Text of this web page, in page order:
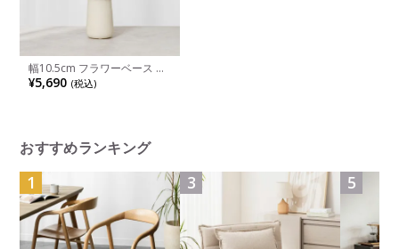
幅10.5cm フラワーベース 大
理石 花瓶 マーブルデコレー
ションベース 一輪挿し ハン
¥5,690 (税込)
おすすめランキング
1 3 5